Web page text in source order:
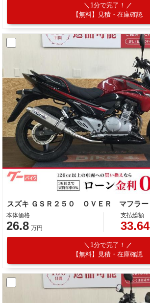
1分で完了！
【無料】見積・在庫確認
スズキ ＧＳＲ２５０ ＯＶＥＲ マフラー
本体価格
26.8 万円
支払総額
33.64
1分で完了！
【無料】見積・在庫確認